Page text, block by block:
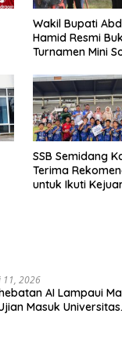
Wakil Bupati
Hamid Resmi
Turnamen Mini
SSB Semidang
Terima
untuk Ikuti
11, 2026
AI Lampaui
Masuk Universitas